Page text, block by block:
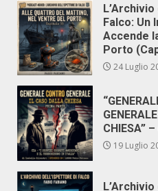
Falco: Un
Accende
Porto
24 Luglio
CHIESA”
19 Luglio